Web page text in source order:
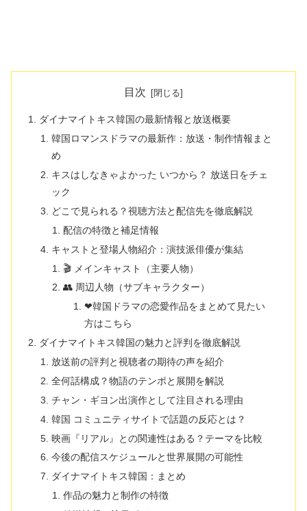
目次
ダイナマイトキス韓国の最新情報と放送概要
韓国ロマンスドラマの最新作：放送・制作情報まと
め
キスはしなきゃよかった いつから？ 放送日をチェ
ック
どこで見られる？視聴方法と配信先を徹底解説
配信の特徴と補足情報
キャストと登場人物紹介：演技派俳優が集結
🎬 メインキャスト（主要人物）
👥 周辺人物（サブキャラクター）
❤韓国ドラマの恋愛作品をまとめて見たい
方はこちら
ダイナマイトキス韓国の魅力と評判を徹底解説
放送前の評判と視聴者の期待の声を紹介
全何話構成？物語のテンポと展開を解説
チャン・ギヨン出演作として注目される理由
韓国 コミュニティサイトで話題の反応とは？
映画『リアル』との関連性はある？テーマを比較
今後の配信スケジュールと世界展開の可能性
ダイナマイトキス韓国：まとめ
作品の魅力と制作の特徴